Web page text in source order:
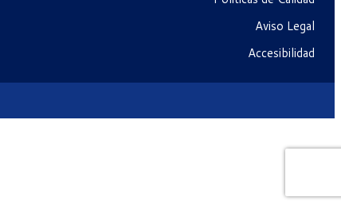
Aviso Legal
Accesibilidad